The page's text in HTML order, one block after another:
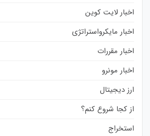
اخبار لایت کوین
اخبار مایکرواستراتژی
اخبار مقررات
اخبار مونرو
ارز دیجیتال
از کجا شروع کنم؟
استخراج